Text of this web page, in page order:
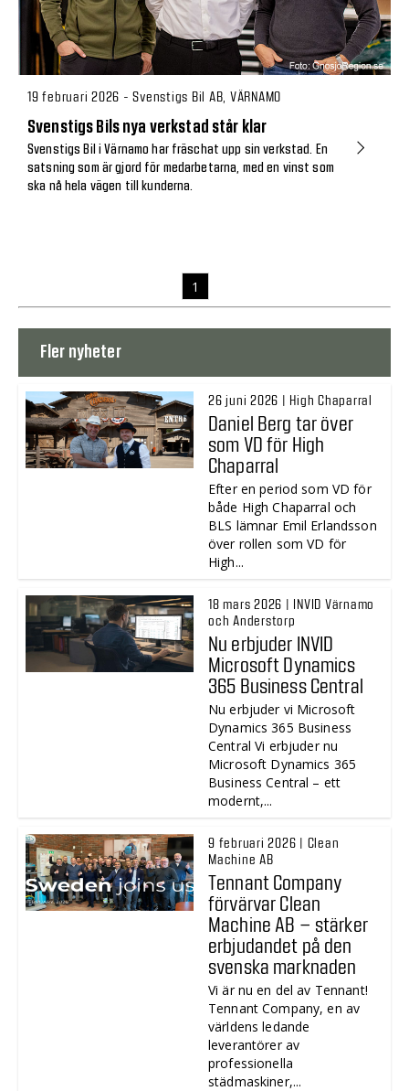
19 februari 2026 - Svenstigs Bil AB, VÄRNAMO
Svenstigs Bils nya verkstad står klar
Svenstigs Bil i Värnamo har fräschat upp sin verkstad. En
satsning som är gjord för medarbetarna, med en vinst som
ska nå hela vägen till kunderna.
1
Fler nyheter
26 juni 2026 | High Chaparral
Daniel Berg tar över
som VD för High
Chaparral
Efter en period som VD för
både High Chaparral och
BLS lämnar Emil Erlandsson
över rollen som VD för
High...
18 mars 2026 | INVID Värnamo
och Anderstorp
Nu erbjuder INVID
Microsoft Dynamics
365 Business Central
Nu erbjuder vi Microsoft
Dynamics 365 Business
Central Vi erbjuder nu
Microsoft Dynamics 365
Business Central – ett
modernt,...
9 februari 2026 | Clean
Machine AB
Tennant Company
förvärvar Clean
Machine AB – stärker
erbjudandet på den
svenska marknaden
Vi är nu en del av Tennant!
Tennant Company, en av
världens ledande
leverantörer av
professionella
städmaskiner,...